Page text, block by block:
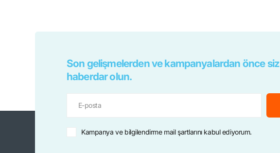
Son gelişmelerden ve kampanyalardan önce siz
haberdar olun.
Kampanya ve bilgilendirme mail şartlarını kabul ediyorum.